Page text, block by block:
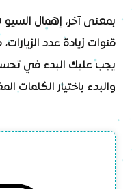
قنوات زيادة عدد
والبدء باختيار الكلمات